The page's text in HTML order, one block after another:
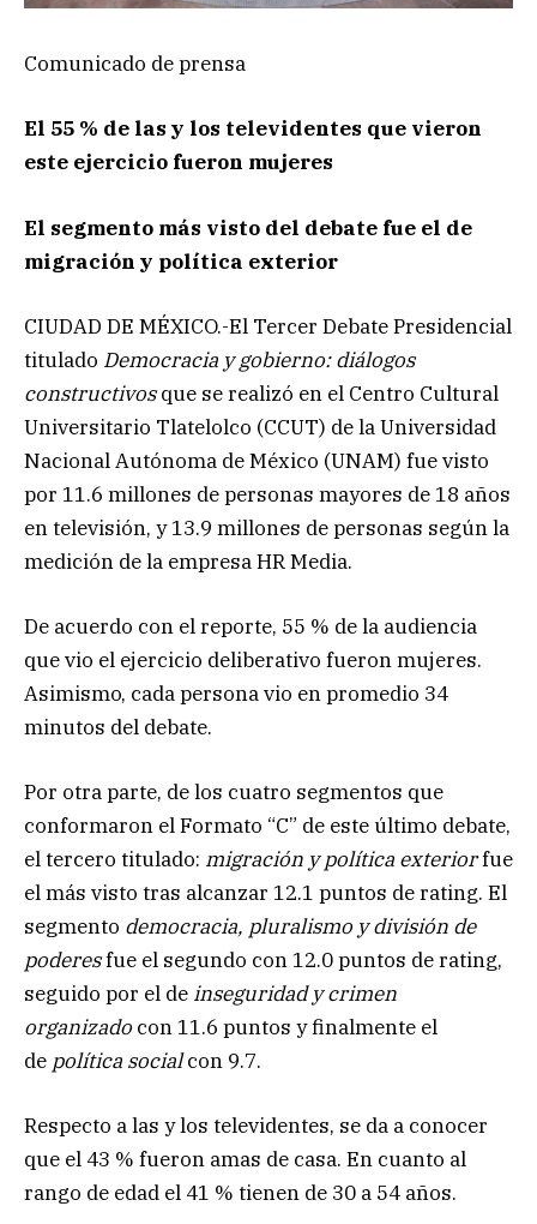
Comunicado de prensa
El 55 % de las y los televidentes que vieron
este ejercicio fueron mujeres
El segmento más visto del debate fue el de
migración y política exterior
CIUDAD DE MÉXICO.-El Tercer Debate Presidencial
titulado Democracia y gobierno: diálogos
constructivosque se realizó en el Centro Cultural
Universitario Tlatelolco (CCUT) de la Universidad
Nacional Autónoma de México (UNAM) fue visto
por 11.6 millones de personas mayores de 18 años
en televisión, y 13.9 millones de personas según la
medición de la empresa HR Media.
De acuerdo con el reporte, 55 % de la audiencia
que vio el ejercicio deliberativo fueron mujeres.
Asimismo, cada persona vio en promedio 34
minutos del debate.
Por otra parte, de los cuatro segmentos que
conformaron el Formato “C” de este último debate,
el tercero titulado: migración y política exteriorfue
el más visto tras alcanzar 12.1 puntos de rating. El
segmento democracia, pluralismo y división de
poderesfue el segundo con 12.0 puntos de rating,
seguido por el de inseguridad y crimen
organizado con 11.6 puntos y finalmente el
de política socialcon 9.7.
Respecto a las y los televidentes, se da a conocer
que el 43 % fueron amas de casa. En cuanto al
rango de edad el 41 % tienen de 30 a 54 años.